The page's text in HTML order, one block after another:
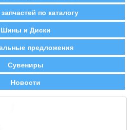
по каталогу
Шины и Диски
предложения
Сувениры
Новости